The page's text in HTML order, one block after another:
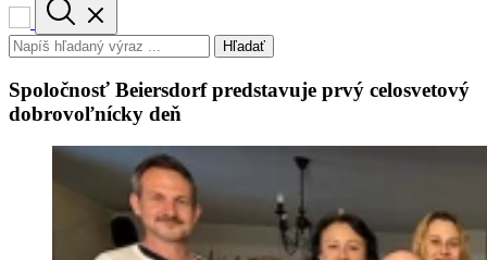
Hľadať
Spoločnosť Beiersdorf predstavuje prvý celosvetový
dobrovoľnícky deň